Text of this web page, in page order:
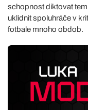
schopnost diktovat
uklidnit spoluhráče v
fotbale mnoho obdob.